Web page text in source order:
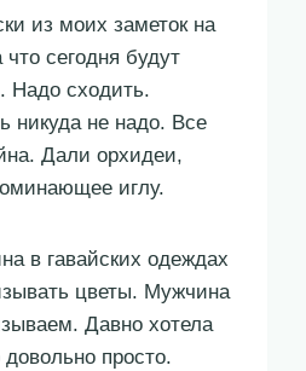
из моих заметок на
сегодня будут
Надо сходить.
никуда не надо. Все
Дали орхидеи,
иглу.
в гавайских одеждах
цветы. Мужчина
Давно хотела
просто.